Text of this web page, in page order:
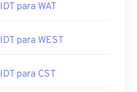
IDT para WAT
IDT para WEST
IDT para CST